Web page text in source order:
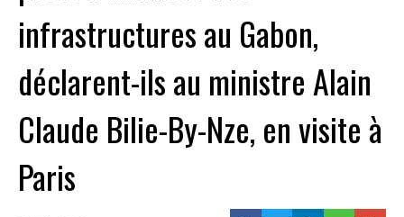
infrastructures au Gabon,
déclarent-ils au ministre Alain
Claude Bilie-By-Nze, en visite à
Paris